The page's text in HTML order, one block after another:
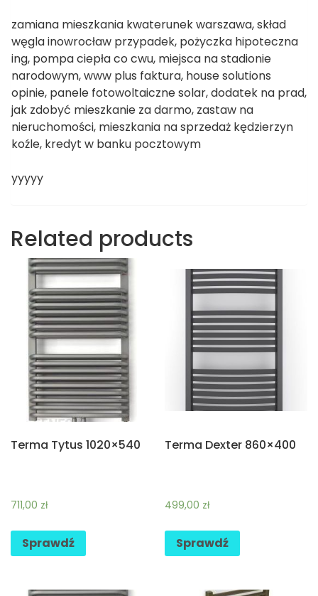
zamiana mieszkania kwaterunek warszawa, skład
węgla inowrocław przypadek, pożyczka hipoteczna
ing, pompa ciepła co cwu, miejsca na stadionie
narodowym, www plus faktura, house solutions
opinie, panele fotowoltaiczne solar, dodatek na prad,
jak zdobyć mieszkanie za darmo, zastaw na
nieruchomości, mieszkania na sprzedaż kędzierzyn
koźle, kredyt w banku pocztowym
yyyyy
Related products
Terma Tytus 1020×540
711,00 zł
Sprawdź
Terma Dexter 860×400
499,00 zł
Sprawdź